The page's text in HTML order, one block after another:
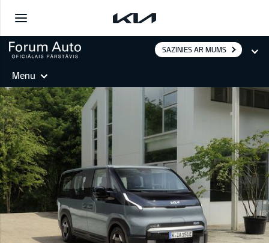
SAZINIES AR MUMS
Menu
PV5